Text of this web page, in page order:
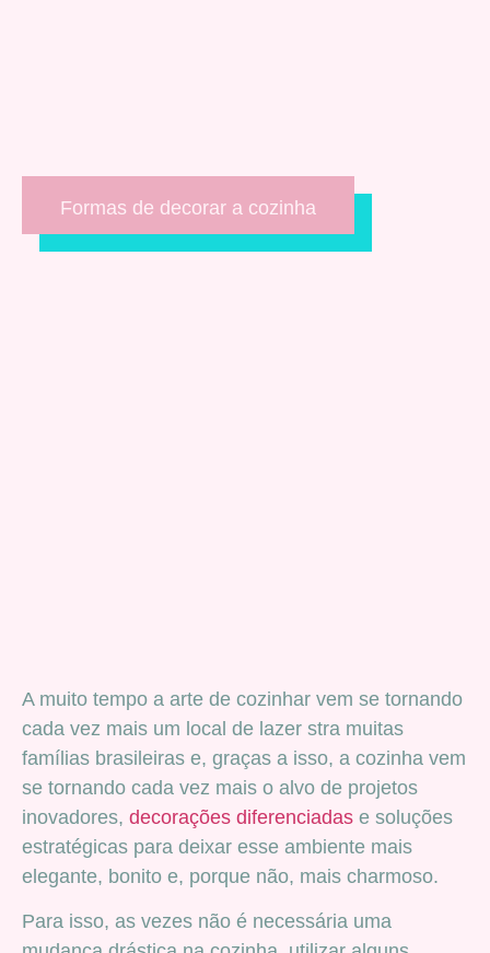
Formas de decorar a cozinha
A muito tempo a arte de cozinhar vem se tornando
cada vez mais um local de lazer stra muitas
famílias brasileiras e, graças a isso, a cozinha vem
se tornando cada vez mais o alvo de projetos
inovadores, decorações diferenciadas e soluções
estratégicas para deixar esse ambiente mais
elegante, bonito e, porque não, mais charmoso.
Para isso, as vezes não é necessária uma